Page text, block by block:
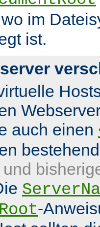
im
ist.
auch einen
und
-